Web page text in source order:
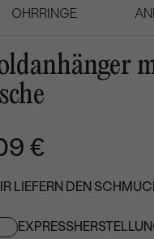
OHRRINGE
€
LIEFERN DEN